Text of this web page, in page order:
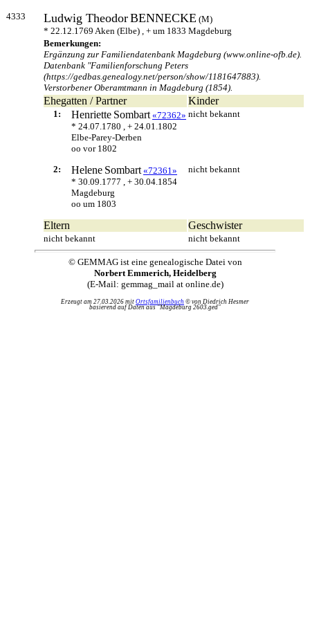
4333 Ludwig TheodorBENNECKE (M)
* 22.12.1769 Aken (Elbe) , + um 1833 Magdeburg
Bemerkungen:
Ergänzung zur Familiendatenbank Magdeburg (www.online-ofb.de).
Datenbank "Familienforschung Peters
(https://gedbas.genealogy.net/person/show/1181647883).
Verstorbener Oberamtmann in Magdeburg (1854).
Ehegatten / Partner Kinder
1: Henriette Sombart «72362»
* 24.07.1780 , + 24.01.1802
Elbe-Parey-Derben
oo vor 1802
nicht bekannt
2: Helene Sombart «72361»
* 30.09.1777 , + 30.04.1854
Magdeburg
oo um 1803
nicht bekannt
Eltern Geschwister
nicht bekannt nicht bekannt
© GEMMAG ist eine genealogische Datei von
Norbert Emmerich, Heidelberg
(E-Mail: gemmag_mail at online.de)
Erzeugt am 27.03.2026 mit Ortsfamilienbuch © von Diedrich Hesmer
basierend auf Daten aus "Magdeburg 2603.ged"